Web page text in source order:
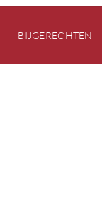
BIJGERECHTEN